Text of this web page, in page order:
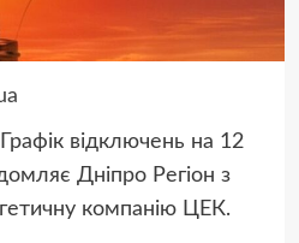
відключень на 12
Дніпро Регіон з
компанію ЦЕК.